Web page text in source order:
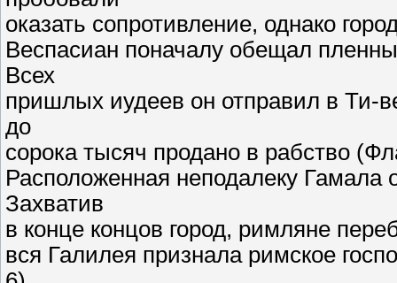
оказать сопротивление, однако
Веспасиан поначалу обещал
Всех
пришлых иудеев он отправил в Ти-
до
сорока тысяч продано в рабство
Расположенная неподалеку Гамала
Захватив
в конце концов город, римляне
вся Галилея признала римское